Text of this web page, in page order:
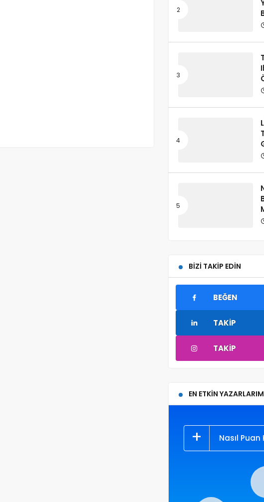
BIZI TAKIP EDIN
BEĞEN
TAKIP
TAKIP
EN ETKIN
Nasıl Puan